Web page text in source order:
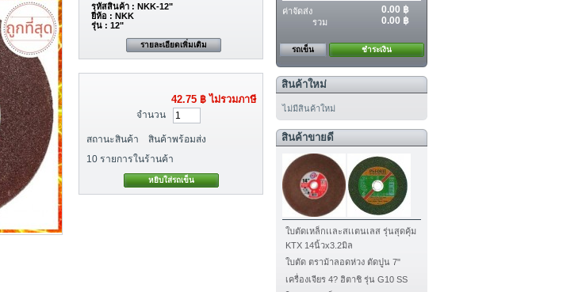
รหัสสินค้า : NKK-12"
ยี่ห้อ : NKK
รุ่น : 12"
รายละเอียดเพิ่มเติม
42.75 ฿ไม่รวมภาษี
จำนวน
สถานะสินค้า
สินค้าพร้อมส่ง
10 รายการในร้านค้า
ค่าจัดส่ง 0.00 ฿
รวม 0.00 ฿
รถเข็น ชำระเงิน
สินค้าใหม่
ไม่มีสินค้าใหม่
สินค้าขายดี
ใบตัดเหล็กเเละสเเตนเลส รุ่นสุดคุ้ม
KTX 14นิ้วx3.2มิล
ใบตัด ตราม้าลอดห่วง ตัดปูน 7"
เครื่องเจียร 4? ฮิตาชิ รุ่น G10 SS